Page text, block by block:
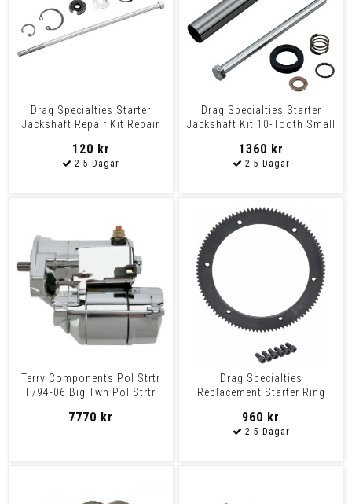
Drag Specialties Starter
Jackshaft Repair Kit Repair
120 kr
Drag Specialties Starter
Jackshaft Kit 10-Tooth Small
1360 kr
Terry Components Pol Strtr
F/94-06 Big Twn Pol Strtr
7770 kr
Drag Specialties
Replacement Starter Ring
98-
960 kr